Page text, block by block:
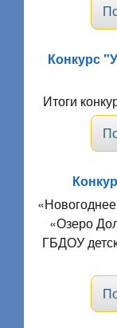
Конкурс
Итоги
«Озеро
ГБДОУ